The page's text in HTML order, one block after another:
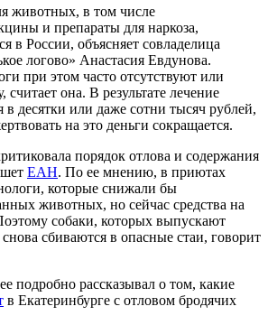
животных, в том числе
и препараты для наркоза,
в России, объясняет совладелица
логово» Анастасия Евдунова.
при этом часто отсутствуют или
считает она. В результате лечение
в десятки или даже сотни тысяч рублей,
на это деньги сокращается.
порядок отлова и содержания
ЕАН. По ее мнению, в приютах
которые снижали бы
животных, но сейчас средства на
собаки, которых выпускают
сбиваются в опасные стаи, говорит
подробно рассказывал о том, какие
в Екатеринбурге с отловом бродячих